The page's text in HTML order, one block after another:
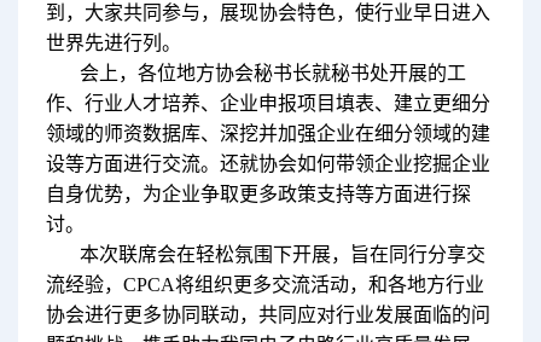
到，大家共同参与，展现协会特色，使行业早日进入
世界先进行列。
会上，各位地方协会秘书长就秘书处开展的工
作、行业人才培养、企业申报项目填表、建立更细分
领域的师资数据库、深挖并加强企业在细分领域的建
设等方面进行交流。还就协会如何带领企业挖掘企业
自身优势，为企业争取更多政策支持等方面进行探
讨。
本次联席会在轻松氛围下开展，旨在同行分享交
流经验，CPCA将组织更多交流活动，和各地方行业
协会进行更多协同联动，共同应对行业发展面临的问